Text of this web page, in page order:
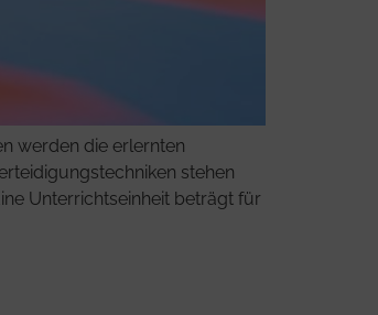
werden die erlernten
stehen
Unterrichtseinheit beträgt für